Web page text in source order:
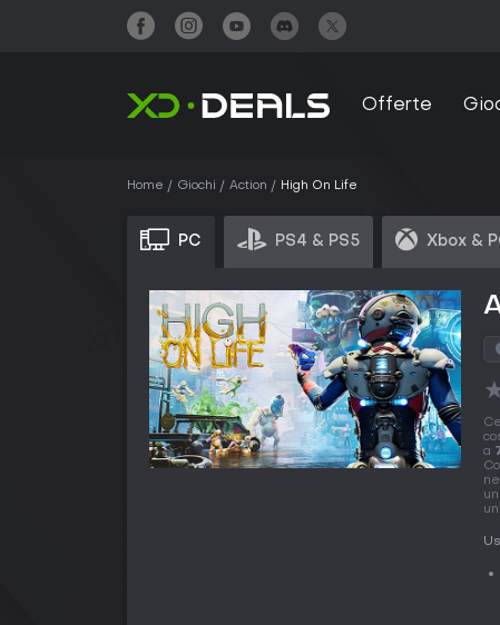
Offerte
Home Giochi Action High On Life
PC PS4 & PS5 Xbox &
a